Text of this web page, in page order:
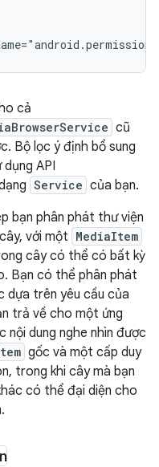
cả
cũ
Bộ lọc ý định bổ sung
API
Service của bạn.
bạn phân phát thư viện
với một MediaItem
cây có thể có bất kỳ
Bạn có thể phân phát
dựa trên yêu cầu của
trả về cho một ứng
nội dung nghe nhìn được
gốc và một cấp duy
trong khi cây mà bạn
có thể đại diện cho